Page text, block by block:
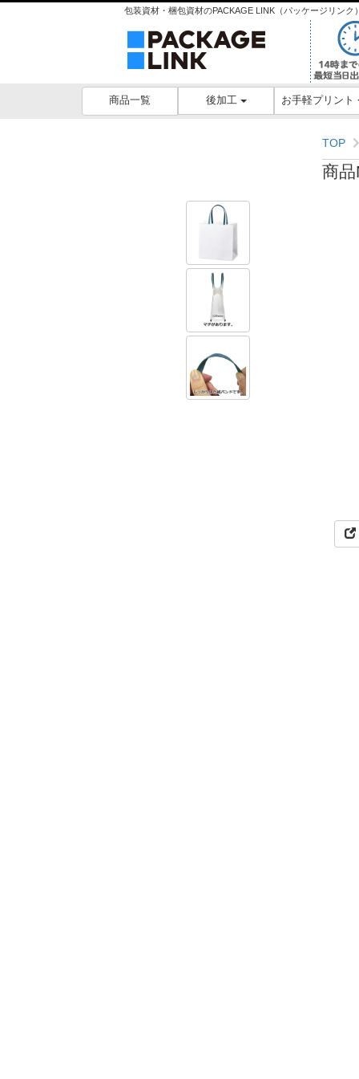
包装資材・梱包資材のPACKAGE LINK（パッケージリンク
商品一覧 後加工 お手軽プリント
TOP
商